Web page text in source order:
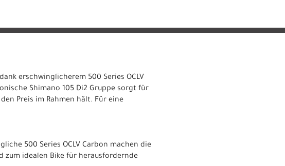
erschwinglicherem 500 Series OCLV
Shimano 105 Di2 Gruppe sorgt für
Preis im Rahmen hält. Für eine
500 Series OCLV Carbon machen die
zum idealen Bike für herausfordernde